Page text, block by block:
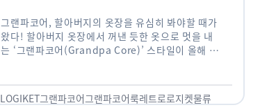
그랜파코어, 할아버지의 옷장을 유심히 봐야할 때가
왔다! 할아버지 옷장에서 꺼낸 듯한 옷으로 멋을 내
는 ‘그랜파코어(Grandpa Core)’ 스타일이 올해 패
을 …
LOGIKET그랜파코어그랜파코어룩레트로로지켓물류